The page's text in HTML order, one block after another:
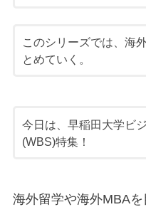
このシリーズでは、海
とめていく。
今日は、早稲田大学ビ
(WBS)特集！
海外留学や海外MBA